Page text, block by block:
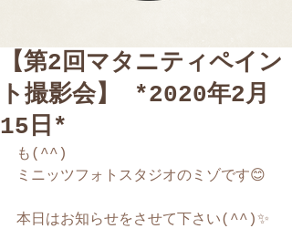
【第2回マタニティペイン
ト撮影会】 *2020年2月
15日*
も(^^)
ミニッツフォトスタジオのミゾです😊
本日はお知らせをさせて下さい(^^)✨